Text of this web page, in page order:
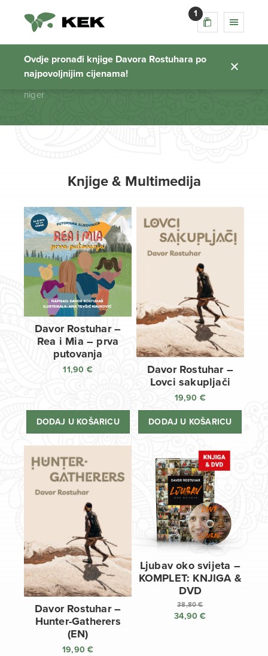
1
Ovdje pronađi knjige Davora Rostuhara po
najpovoljnijim cijenama!
niger
Početna stranica
niger
Knjige & Multimedija
Davor Rostuhar –
Rea i Mia – prva
putovanja
11,90 €
DODAJ U KOŠARICU
Davor Rostuhar –
Lovci sakupljači
19,90 €
DODAJ U KOŠARICU
Davor Rostuhar –
Hunter-Gatherers
(EN)
19,90€
Ljubav oko svijeta –
KOMPLET: KNJIGA &
DVD
38,80€
Izvorna
34,90€